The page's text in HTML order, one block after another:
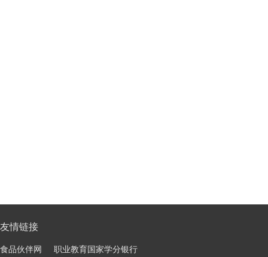
友情链接
食品伙伴网
职业教育国家学分银行